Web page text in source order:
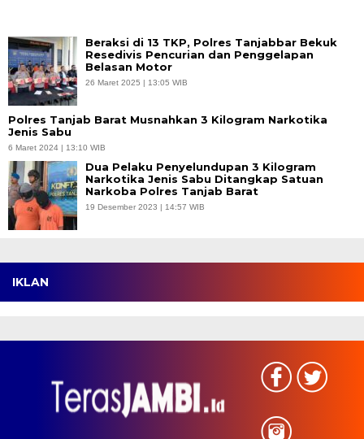
Beraksi di 13 TKP, Polres Tanjabbar Bekuk
Resedivis Pencurian dan Penggelapan
Belasan Motor
26 Maret 2025 | 13:05 WIB
Polres Tanjab Barat Musnahkan 3 Kilogram Narkotika
Jenis Sabu
6 Maret 2024 | 13:10 WIB
Dua Pelaku Penyelundupan 3 Kilogram
Narkotika Jenis Sabu Ditangkap Satuan
Narkoba Polres Tanjab Barat
19 Desember 2023 | 14:57 WIB
IKLAN